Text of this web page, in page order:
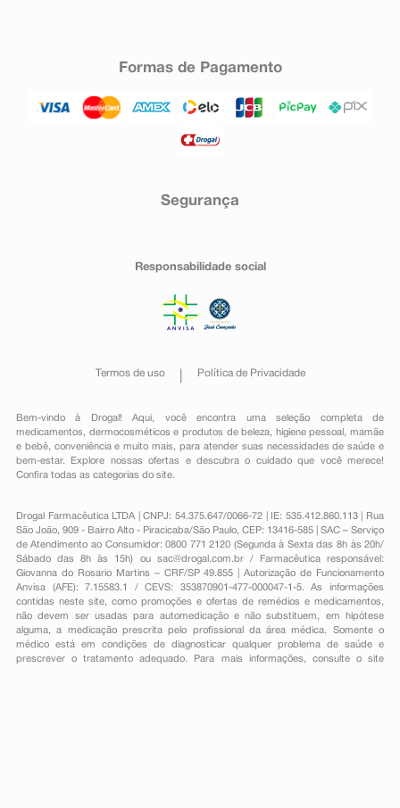
Formas de Pagamento
Segurança
Responsabilidade social
Termos de uso Política de Privacidade
Bem-vindo à Drogal! Aqui, você encontra uma seleção completa de
medicamentos , dermocosméticos e produtos de beleza, higiene pessoal ,mamãe
e bebê, conveniênciae muito mais, para atender suas necessidades de saúde e
bem-estar. Explore nossas ofertas e descubra o cuidado que você merece!
Confira todas as categorias do site.
Drogal Farmacêutica LTDA | CNPJ: 54.375.647/0066-72 | IE: 535.412.860.113 | Rua
São João, 909 - Bairro Alto - Piracicaba/São Paulo, CEP: 13416-585 | SAC – Serviço
de Atendimento ao Consumidor: 0800 771 2120 (Segunda à Sexta das 8h às 20h/
Sábado das 8h às 15h) ou sac@drogal.com.br/ Farmacêutica responsável:
Giovanna do Rosario Martins – CRF/SP 49.855 | Autorização de Funcionamento
Anvisa (AFE): 7.15583.1 / CEVS: 353870901-477-000047-1-5. As informações
contidas neste site, como promoções e ofertas de remédios e medicamentos,
não devem ser usadas para automedicação e não substituem, em hipótese
alguma, a medicação prescrita pelo profissional da área médica. Somente o
médico está em condições de diagnosticar qualquer problema de saúde e
prescrever o tratamento adequado. Para mais informações, consulte o site